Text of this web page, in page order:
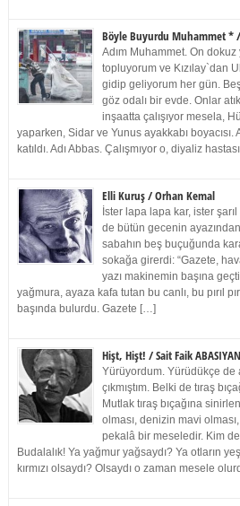
Böyle Buyurdu Muhammet *
Adım Muhammet. On dokuz
topluyorum ve Kızılay`dan
gidip geliyorum her gün.
göz odalı bir evde. Onlar
inşaatta çalışıyor mesela,
yaparken, Sidar ve Yunus ayakkabı boyacısı.
katıldı. Adı Abbas. Çalışmıyor o, diyaliz
Elli Kuruş / Orhan Kemal
İster lapa lapa kar, ister
de bütün gecenin
sabahın beş buçuğunda
sokağa girerdi: “Gazete,
yazı makinemin başına
yağmura, ayaza kafa tutan bu canlı, bu pırıl
başında bulurdu. Gazete […]
Hişt, Hişt! / Sait Faik
Yürüyordum. Yürüdükçe de
çıkmıştım. Belki de tıraş
Mutlak tıraş bıçağına
olması, denizin mavi
pekalâ bir meseledir. Kim
Budalalık! Ya yağmur yağsaydı? Ya otların
kırmızı olsaydı? Olsaydı o zaman mesele